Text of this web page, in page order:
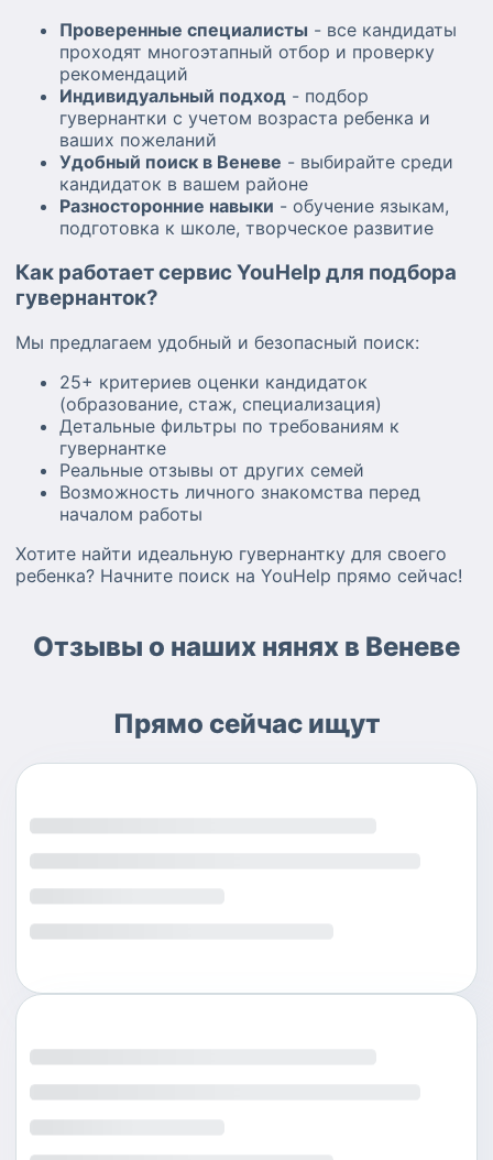
Проверенные специалисты - все кандидаты
проходят многоэтапный отбор и проверку
рекомендаций
Индивидуальный подход - подбор
гувернантки с учетом возраста ребенка и
ваших пожеланий
Удобный поиск в Веневе - выбирайте среди
кандидаток в вашем районе
Разносторонние навыки - обучение языкам,
подготовка к школе, творческое развитие
Как работает сервис YouHelp для подбора
гувернанток?
Мы предлагаем удобный и безопасный поиск:
25+ критериев оценки кандидаток
(образование, стаж, специализация)
Детальные фильтры по требованиям к
гувернантке
Реальные отзывы от других семей
Возможность личного знакомства перед
началом работы
Хотите найти идеальную гувернантку для своего
ребенка? Начните поиск на YouHelp прямо сейчас!
Отзывы о наших нянях в Веневе
Прямо сейчас ищут